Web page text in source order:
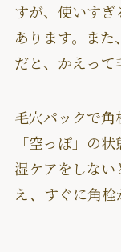
すが、使いす
あります。ま
だと、かえって
毛穴パックで
「空っぽ」の
湿ケアをしな
え、すぐに角栓